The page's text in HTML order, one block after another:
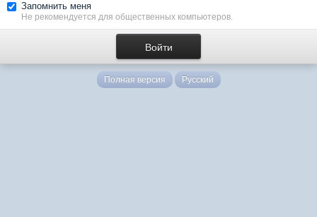
Запомнить меня
Не рекомендуется для общественных компьютеров.
Полная версия Русский